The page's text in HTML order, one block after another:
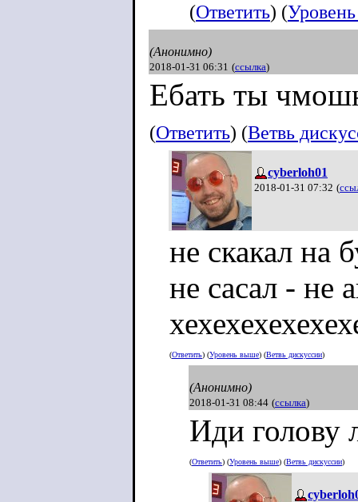
(Ответить) (
(Анонимно)
2018-01-31 06:31 (ссылка)
Ебать ты
(Ответить) (Ветвь
cyberloh01
2018-01-31 07:32 (
не скакал на
не сасал - не
(Ответить) (Уровень выше) (Ветвь дискуссии)
(Анонимно)
2018-01-31 08:44 (ссылка)
Иди голову
(Ответить) (Уровень выше) (Ветвь дискуссии)